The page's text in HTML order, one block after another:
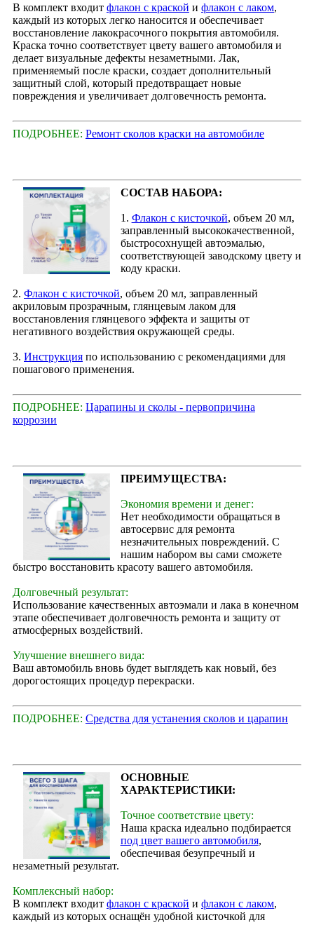
В комплект входит флакон с краской и флакон с лаком,
каждый из которых легко наносится и обеспечивает
восстановление лакокрасочного покрытия автомобиля.
Краска точно соответствует цвету вашего автомобиля и
делает визуальные дефекты незаметными. Лак,
применяемый после краски, создает дополнительный
защитный слой, который предотвращает новые
повреждения и увеличивает долговечность ремонта.
ПОДРОБНЕЕ: Ремонт сколов краски на автомобиле
СОСТАВ НАБОРА:
1. Флакон с кисточкой, объем 20 мл,
заправленный высококачественной,
быстросохнущей автоэмалью,
соответствующей заводскому цвету и
коду краски.
2. Флакон с кисточкой, объем 20 мл, заправленный
акриловым прозрачным, глянцевым лаком для
восстановления глянцевого эффекта и защиты от
негативного воздействия окружающей среды.
3. Инструкция по использованию с рекомендациями для
пошагового применения.
ПОДРОБНЕЕ: Царапины и сколы - первопричина
коррозии
ПРЕИМУЩЕСТВА:
Экономия времени и денег:
Нет необходимости обращаться в
автосервис для ремонта
незначительных повреждений. С
нашим набором вы сами сможете
быстро восстановить красоту вашего автомобиля.
Долговечный результат:
Использование качественных автоэмали и лака в конечном
этапе обеспечивает долговечность ремонта и защиту от
атмосферных воздействий.
Улучшение внешнего вида:
Ваш автомобиль вновь будет выглядеть как новый, без
дорогостоящих процедур перекраски.
ПОДРОБНЕЕ: Средства для устанения сколов и царапин
ОСНОВНЫЕ
ХАРАКТЕРИСТИКИ:
Точное соответствие цвету:
Наша краска идеально подбирается
под цвет вашего автомобиля,
обеспечивая безупречный и
незаметный результат.
Комплексный набор:
В комплект входит флакон с краской и флакон с лаком,
каждый из которых оснащён удобной кисточкой для